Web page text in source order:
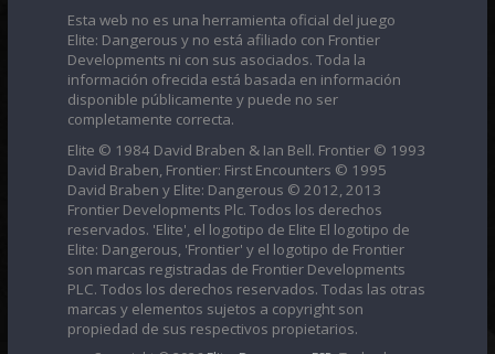
Esta web no es una herramienta oficial del juego
Elite: Dangerous y no está afiliado con Frontier
Developments ni con sus asociados. Toda la
información ofrecida está basada en información
disponible públicamente y puede no ser
completamente correcta.
Elite © 1984 David Braben & Ian Bell. Frontier © 1993
David Braben, Frontier: First Encounters © 1995
David Braben y Elite: Dangerous © 2012, 2013
Frontier Developments Plc. Todos los derechos
reservados. 'Elite', el logotipo de Elite El logotipo de
Elite: Dangerous, 'Frontier' y el logotipo de Frontier
son marcas registradas de Frontier Developments
PLC. Todos los derechos reservados. Todas las otras
marcas y elementos sujetos a copyright son
propiedad de sus respectivos propietarios.